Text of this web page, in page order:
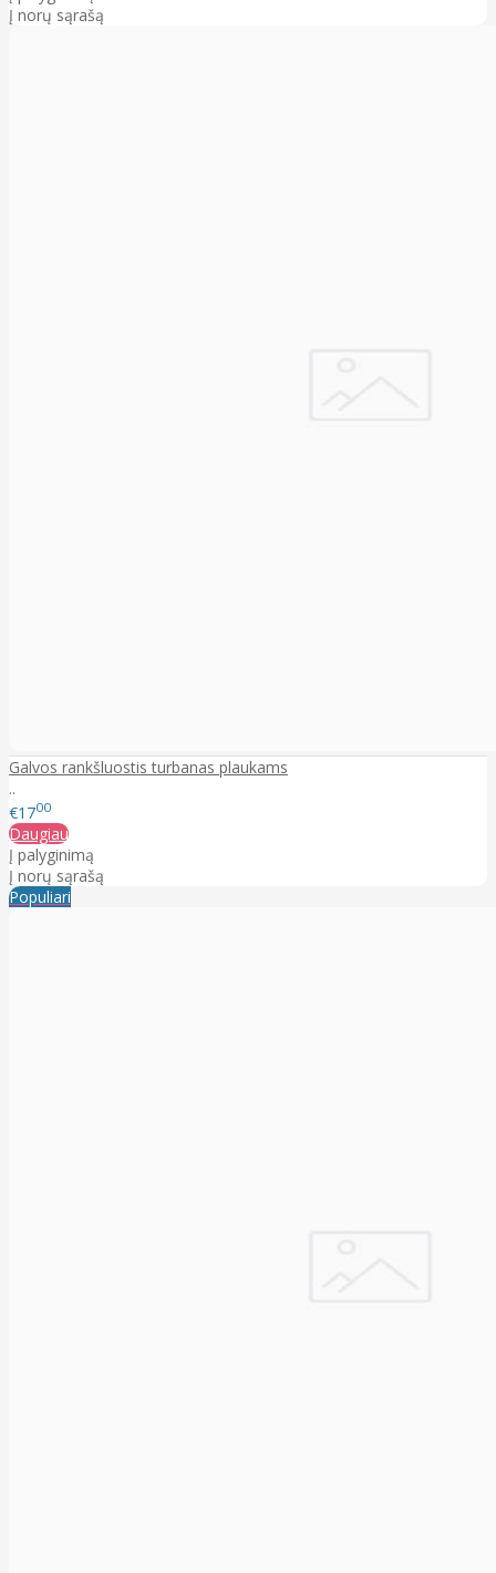
Į norų sąrašą
Galvos rankšluostis turbanas plaukams
..
€1700
Daugiau
Į palyginimą
Į norų sąrašą
Populiari